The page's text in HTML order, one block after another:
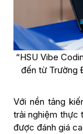
“HSU Vibe
đến từ Trường
Với nền tảng
trải nghiệm thực
được đánh giá